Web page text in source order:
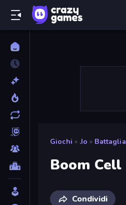
Giochi » .io » Battaglia
Boom Cell
Condividi